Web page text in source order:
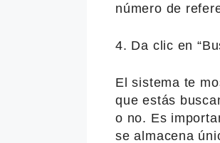
número de
4. Da clic en
El sistema te
que estás
o no. Es
se almacena